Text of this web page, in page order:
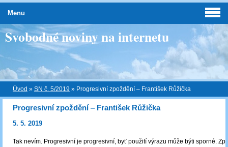
Svobodné noviny na internetu
Úvod » SN č. 5/2019 » Progresivní zpoždění ‒ František Růžička
Progresivní zpoždění ‒ František Růžička
5. 5. 2019
Tak nevím. Progresivní je progresivní, byť použití výrazu může býti sporné.
Menu